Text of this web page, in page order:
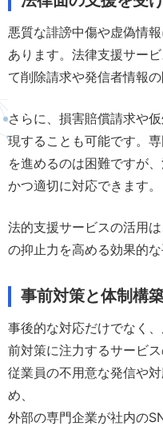
悪質な誹謗中傷や虚偽情
あります。法律支援サー
て削除請求や発信者情報の
さらに、損害賠償請求や
現することも可能です。
を進めるのは困難ですが
かつ適切に対応できます。
法的支援サービスの活用
の抑止力を高める効果的な
事前対策と体制構
事後的な対応だけでなく
前対策に注力するサービ
従業員の不用意な発信や
め、
外部の専門企業が社内の